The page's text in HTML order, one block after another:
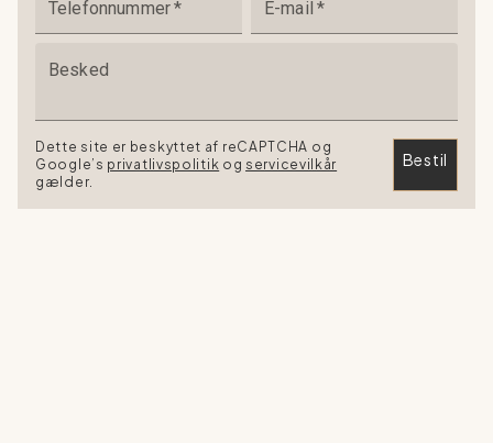
Telefonnummer* E-mail *
Besked
Dette site er beskyttet af reCAPTCHA og
Google’s privatlivspolitik og servicevilkår
gælder.
Bestil